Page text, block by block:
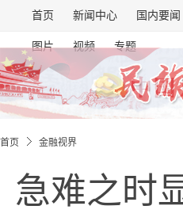
首页 新闻中心 国内要闻
图片 视频 专题
首页 金融视界
急难之时